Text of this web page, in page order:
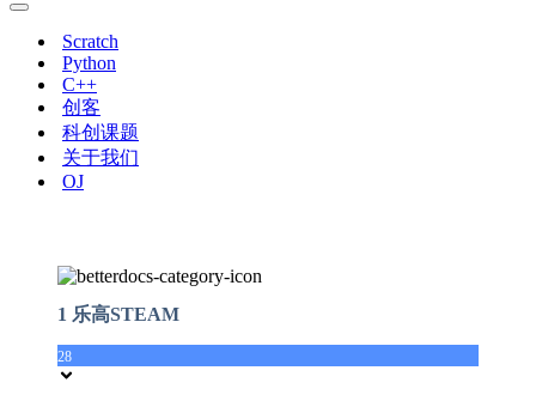
航
导
Scratch
Python
C++
创客
科创课题
关于我们
OJ
1 乐高STEAM
28